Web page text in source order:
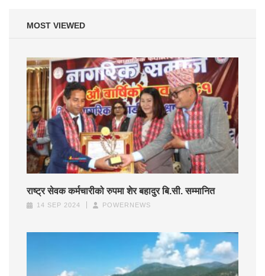
MOST VIEWED
राष्ट्र सेवक कर्मचारीको रुपमा शेर बहादुर बि.सी. सम्मानित
14 SEP 2024 POWERNEWS